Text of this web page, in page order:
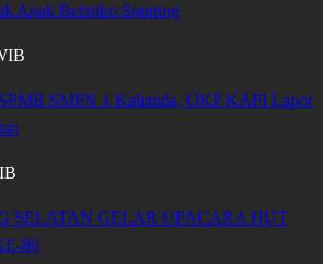
Anak Berisiko Stunting
SMPN 1 Kalianda, OKP KAPI Lapor
SELATAN GELAR UPACARA HUT
80